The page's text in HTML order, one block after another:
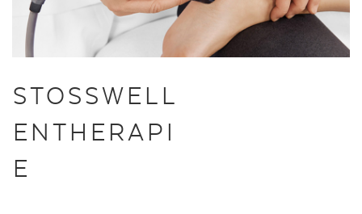
STOSSWELLE
NTHERAPIE